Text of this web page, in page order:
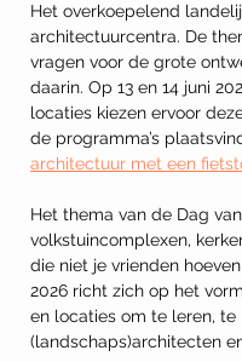
Het overkoepelend
architectuurcentra. De
vragen voor de grote
daarin. Op 13 en 14 juni
locaties kiezen ervoor
de programma’s
architectuur met een
Het thema van de Dag
volkstuincomplexen,
die niet je vrienden
2026 richt zich op het
en locaties om te leren,
(landschaps)architecten